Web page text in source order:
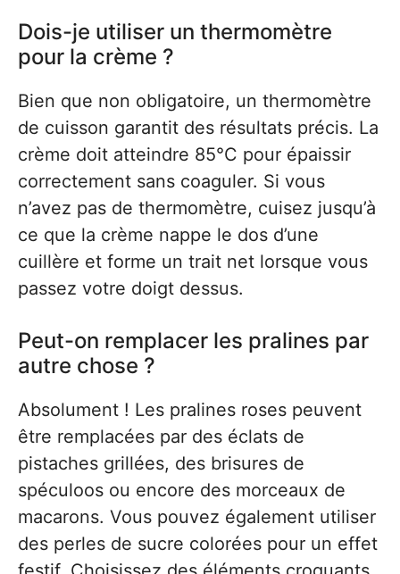
Dois-je utiliser un thermomètre
pour la crème ?
Bien que non obligatoire, un thermomètre
de cuisson garantit des résultats précis. La
crème doit atteindre 85°C pour épaissir
correctement sans coaguler. Si vous
n’avez pas de thermomètre, cuisez jusqu’à
ce que la crème nappe le dos d’une
cuillère et forme un trait net lorsque vous
passez votre doigt dessus.
Peut-on remplacer les pralines par
autre chose ?
Absolument ! Les pralines roses peuvent
être remplacées par des éclats de
pistaches grillées, des brisures de
spéculoos ou encore des morceaux de
macarons. Vous pouvez également utiliser
des perles de sucre colorées pour un effet